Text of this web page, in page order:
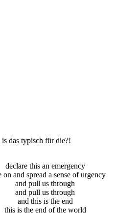
das typisch für die?!
declare this an emergency
on and spread a sense of urgency
and pull us through
and pull us through
and this is the end
this is the end of the world